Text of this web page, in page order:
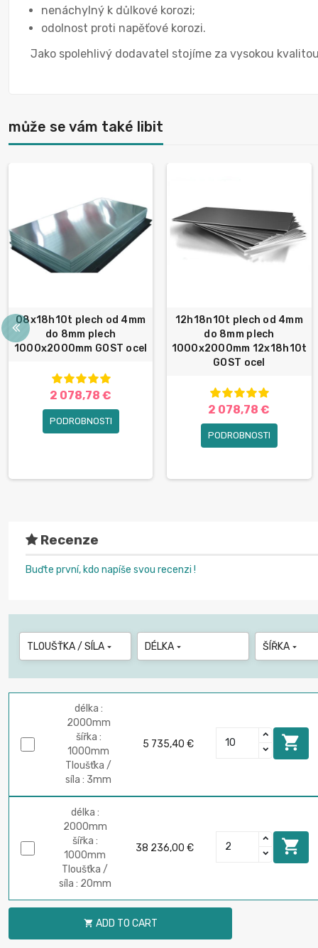
nenáchylný k důlkové korozi;
odolnost proti napěťové korozi.
Jako spolehlivý dodavatel stojíme za vysokou
může se vám také libit
08x18h10t plech od 4mm
do 8mm plech
1000x2000mm GOST ocel
2 078,78 €
PODROBNOSTI
12h18n10t plech od 4mm
do 8mm plech
1000x2000mm 12x18h10t
GOST ocel
2 078,78 €
PODROBNOSTI
Recenze
Buďte první, kdo napíše svou recenzi !
TLOUŠŤKA / SÍLA  DÉLKA  ŠÍŘKA 
délka :
2000mm
šířka :
1000mm
Tloušťka /
síla : 3mm
5 735,40 € 
délka :
2000mm
šířka :
1000mm
Tloušťka /
síla : 20mm
38 236,00 € 
 ADD TO CART